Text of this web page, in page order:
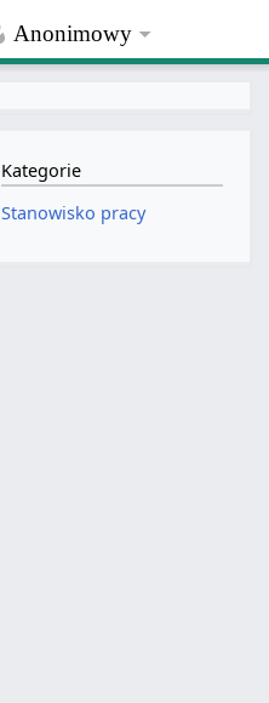
Anonimowy
Kategorie
Stanowisko pracy